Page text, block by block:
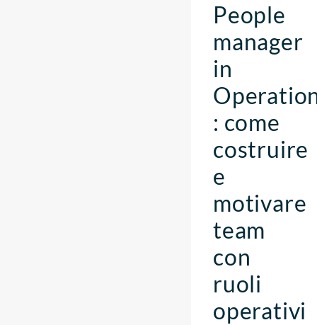
People
manager
in
: come
costruire
e
motivare
team
con
ruoli
operativi